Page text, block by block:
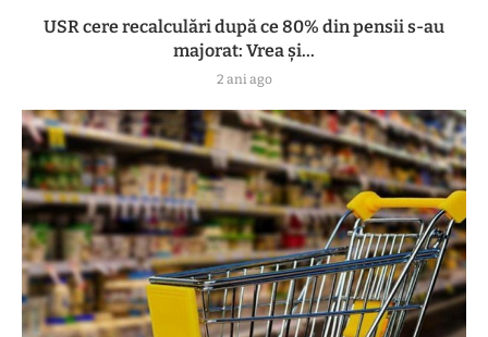
USR cere recalculări după ce 80% din pensii s-au
majorat: Vrea și...
2 ani ago